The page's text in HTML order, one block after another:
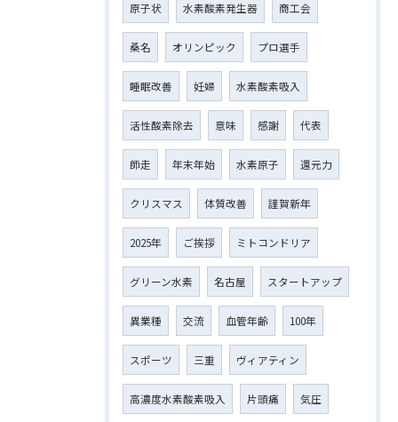
原子状 水素酸素発生器 商工会
桑名 オリンピック プロ選手
睡眠改善 妊婦 水素酸素吸入
活性酸素除去 意味 感謝 代表
師走 年末年始 水素原子 還元力
クリスマス 体質改善 謹賀新年
2025年 ご挨拶 ミトコンドリア
グリーン水素 名古屋 スタートアップ
異業種 交流 血管年齢 100年
スポーツ 三重 ヴィアティン
高濃度水素酸素吸入 片頭痛 気圧